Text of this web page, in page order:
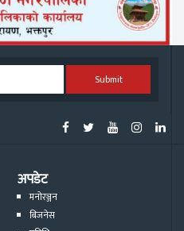
Submit
अपडेट
मनोरञ्जन
बिजनेस